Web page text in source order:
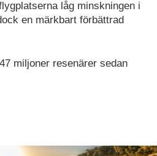
låg minskningen i
en märkbart förbättrad
miljoner resenärer sedan